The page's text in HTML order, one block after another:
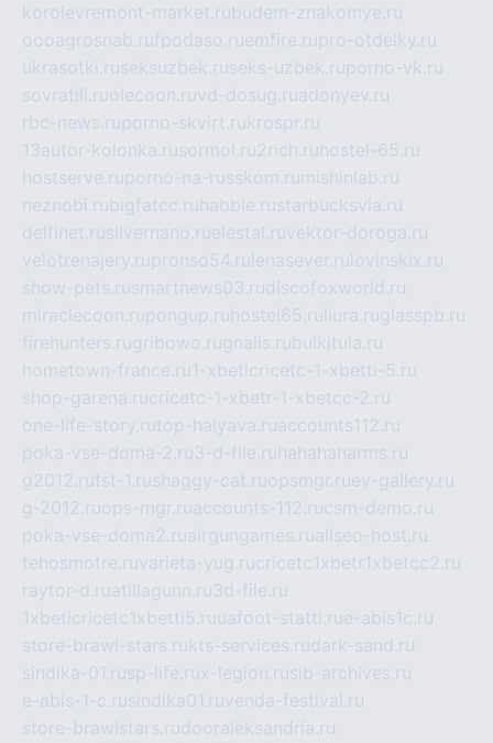
korolevremont-market.rubudem-znakomye.ru
oooagrosnab.rufpodaso.ruemfire.rupro-otdelky.ru
ukrasotki.ruseksuzbek.ruseks-uzbek.ruporno-vk.ru
sovratili.ruolecoon.ruvd-dosug.ruadonyev.ru
rbc-news.ruporno-skvirt.rukrospr.ru
13autor-kolonka.rusormol.ru2rich.ru hostel-65.ru
hostserve.ruporno-na-russkom.ru mishinlab.ru
neznobi.rubigfatcc.ru habble.rustarbucksvia.ru
delfinet.rusilvernano.ruelestal.ruvektor-doroga.ru
velotrenajery.rupronso54.ru lenasever.ru lovinskix.ru
show-pets.rusmartnews03.rudiscofoxworld.ru
miraclecoon.rupongup.ru hostel65.ru liura.ruglasspb.ru
firehunters.rugribowo.rugnalis.rubulkitula.ru
hometown-france.ru1-xbeticricetc-1-xbetti-5.ru
shop-garena.rucricetc-1-xbetr-1-xbetcc-2.ru
one-life-story.rutop-halyava.ruaccounts112.ru
poka-vse-doma-2.ru3-d-file.ru hahahaharms.ru
g2012.rutst-1.rushaggy-cat.ruopsmgr.ruev-gallery.ru
g-2012.ruops-mgr.ruaccounts-112.rucsm-demo.ru
poka-vse-doma2.ruairgungames.ruallseo-host.ru
tehosmotre.ruvarieta-yug.rucricetc1xbetr1xbetcc2.ru
raytor-d.ruatillagunn.ru3d-file.ru
1xbeticricetc1xbetti5.ruuafoot-statti.rue-abis1c.ru
store-brawl-stars.rukts-services.rudark-sand.ru
sindika-01.rusp-life.rux-legion.rusib-archives.ru
e-abis-1-c.rusindika01.ruvenda-festival.ru
store-brawlstars.rudooraleksandria.ru